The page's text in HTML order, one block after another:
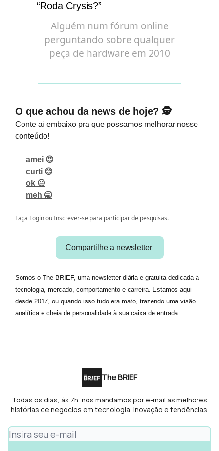
“Roda Crysis?”
Alguém num fórum online
perguntando sobre qualquer
peça de hardware em 2010
O que achou da news de hoje? 🕵️
Conte aí embaixo pra que possamos melhorar nosso
conteúdo!
amei 😍
curti 😊
ok 😐
meh 🥱
Faça LoginouInscrever-se para participar de pesquisas.
Compartilhe a newsletter!
Somos o The BRIEF, uma newsletter diária e gratuita dedicada à
tecnologia, mercado, comportamento e carreira. Estamos aqui
desde 2017, ou quando isso tudo era mato, trazendo uma visão
analítica e cheia de personalidade à sua caixa de entrada.
The BRIEF
Todas os dias, às 7h, nós mandamos por e-mail as melhores
histórias de negócios em tecnologia, inovação e tendências.